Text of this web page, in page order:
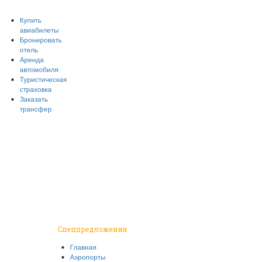
Купить
авиабилеты
Бронировать
отель
Аренда
автомобиля
Туристическая
страховка
Заказать
трансфер
Спецпредложения
Главная
Аэропорты